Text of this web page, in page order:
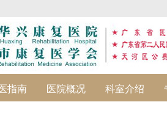
指南 医院概况 科室介绍